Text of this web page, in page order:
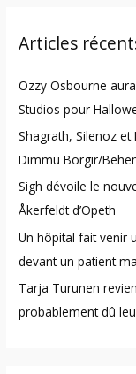
c
f
o
r
:
Articles
Ozzy Osbourne
Studios pour
Shagrath, Silenoz
Dimmu Borgir/
Sigh dévoile le
Åkerfeldt d’Opeth
Un hôpital fait venir
devant un patient
Tarja Turunen
probablement dû